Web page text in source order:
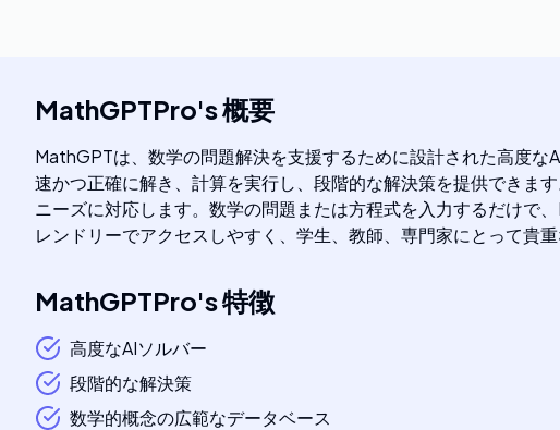
MathGPTPro's概要
MathGPTは、数学の問題解決を支援するために設計された高度
速かつ正確に解き、計算を実行し、段階的な解決策を提供できま
ニーズに対応します。数学の問題または方程式を入力するだけで
レンドリーでアクセスしやすく、学生、教師、専門家にとって貴重
MathGPTPro's特徴
高度なAIソルバー
段階的な解決策
数学的概念の広範なデータベース